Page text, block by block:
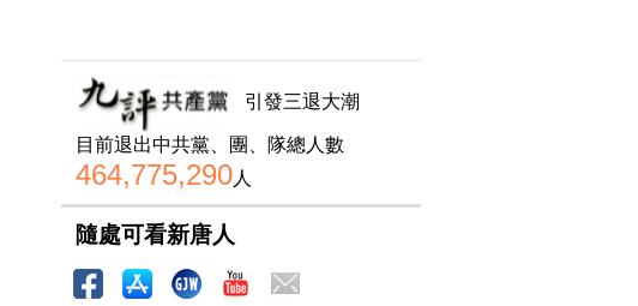
引發三退大潮
目前退出中共黨、團、隊總人數
464,775,290人
隨處可看新唐人